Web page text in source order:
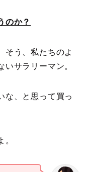
のか？
そう、私たちのよ
いサラリーマン。
な、と思って買っ
。